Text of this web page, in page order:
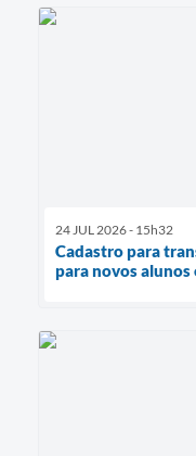
24 JUL 2026 - 15h32
Cadastro para
para novos